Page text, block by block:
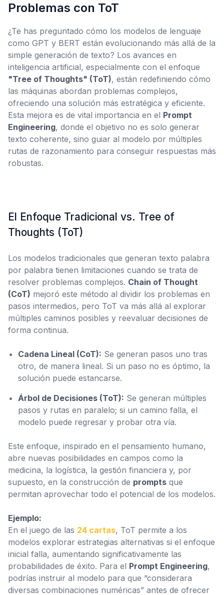
Problemas con ToT
¿Te has preguntado cómo los modelos de lenguaje
como GPT y BERT están evolucionando más allá de la
simple generación de texto? Los avances en
inteligencia artificial, especialmente con el enfoque
"Tree of Thoughts" (ToT), están redefiniendo cómo
las máquinas abordan problemas complejos,
ofreciendo una solución más estratégica y eficiente.
Esta mejora es de vital importancia en el Prompt
Engineering, donde el objetivo no es solo generar
texto coherente, sino guiar al modelo por múltiples
rutas de razonamiento para conseguir respuestas más
robustas.
El Enfoque Tradicional vs. Tree of
Thoughts (ToT)
Los modelos tradicionales que generan texto palabra
por palabra tienen limitaciones cuando se trata de
resolver problemas complejos. Chain of Thought
(CoT) mejoró este método al dividir los problemas en
pasos intermedios, pero ToT va más allá al explorar
múltiples caminos posibles y reevaluar decisiones de
forma continua.
Cadena Lineal (CoT): Se generan pasos uno tras
otro, de manera lineal. Si un paso no es óptimo, la
solución puede estancarse.
Árbol de Decisiones (ToT): Se generan múltiples
pasos y rutas en paralelo; si un camino falla, el
modelo puede regresar y probar otra vía.
Este enfoque, inspirado en el pensamiento humano,
abre nuevas posibilidades en campos como la
medicina, la logística, la gestión financiera y, por
supuesto, en la construcción de prompts que
permitan aprovechar todo el potencial de los modelos.
Ejemplo:
En el juego de las 24 cartas, ToT permite a los
modelos explorar estrategias alternativas si el enfoque
inicial falla, aumentando significativamente las
probabilidades de éxito. Para el Prompt Engineering,
podrías instruir al modelo para que “considerara
diversas combinaciones numéricas” antes de ofrecer